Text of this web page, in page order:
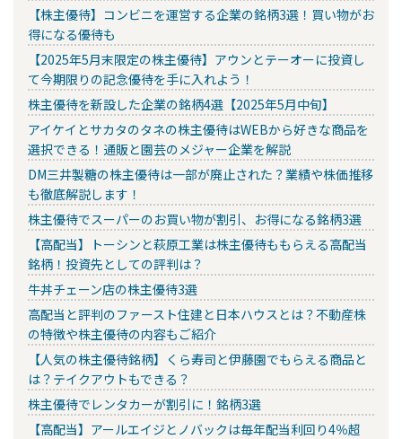
【株主優待】コンビニを運営する企業の銘柄3選！買い物がお
得になる優待も
【2025年5月末限定の株主優待】アウンとテーオーに投資し
て今期限りの記念優待を手に入れよう！
株主優待を新設した企業の銘柄4選【2025年5月中旬】
アイケイとサカタのタネの株主優待はWEBから好きな商品を
選択できる！通販と園芸のメジャー企業を解説
DM三井製糖の株主優待は一部が廃止された？業績や株価推移
も徹底解説します！
株主優待でスーパーのお買い物が割引、お得になる銘柄3選
【高配当】トーシンと萩原工業は株主優待ももらえる高配当
銘柄！投資先としての評判は？
牛丼チェーン店の株主優待3選
高配当と評判のファースト住建と日本ハウスとは？不動産株
の特徴や株主優待の内容もご紹介
【人気の株主優待銘柄】くら寿司と伊藤園でもらえる商品と
は？テイクアウトもできる？
株主優待でレンタカーが割引に！銘柄3選
【高配当】アールエイジとノバックは毎年配当利回り4％超